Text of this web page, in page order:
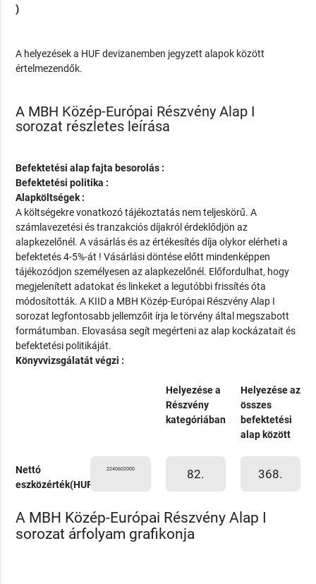
)
A helyezések a HUF devizanemben jegyzett alapok között
értelmezendők.
A MBH Közép-Európai Részvény Alap I
sorozat részletes leírása
Befektetési alap fajta besorolás :
Befektetési politika :
Alapköltségek :
A költségekre vonatkozó tájékoztatás nem teljeskörű. A
számlavezetési és tranzakciós díjakról érdeklődjön az
alapkezelőnél. A vásárlás és az értékesítés díja olykor elérheti a
befektetés 4-5%-át ! Vásárlási döntése előtt mindenképpen
tájékozódjon személyesen az alapkezelőnél. Előfordulhat, hogy
megjelenített adatokat és linkeket a legutóbbi frissítés óta
módosították. A KIID a MBH Közép-Európai Részvény Alap I
sorozat legfontosabb jellemzőit írja le törvény által megszabott
formátumban. Elovasása segít megérteni az alap kockázatait és
befektetési politikáját.
Könyvvizsgálatát végzi :
Helyezése a
Részvény
kategóriában
Helyezése az
összes
befektetési
alap között
Nettó
eszközérték(HUF)
2240602000 82. 368.
A MBH Közép-Európai Részvény Alap I
sorozat árfolyam grafikonja